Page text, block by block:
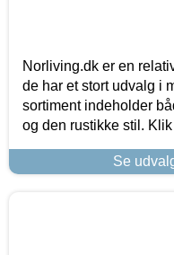
Norliving.dk er en
de har et stort udvalg i
sortiment indeholder
og den rustikke stil.
Se